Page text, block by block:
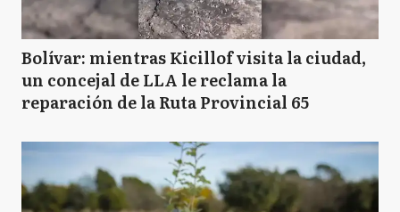
Bolívar: mientras Kicillof visita la ciudad,
un concejal de LLA le reclama la
reparación de la Ruta Provincial 65